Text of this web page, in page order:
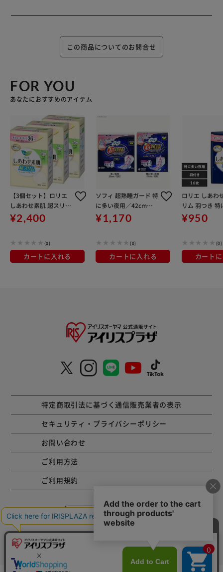
この商品についてのお問合せ
FOR YOU
あなたにおすすめのアイテム
【3個セット】ロリエ
しあわせ素肌 超スリム
多い昼用 羽つき 36コ
¥2,400
(0)
カートに入れる
ソフィ 超熟睡ガード 特
に多い夜用／42cm／
羽付
¥1,170
(0)
カートに入れる
ロリエ しあわ
リム 羽つき 特
用(40cm)16コ
¥950
(0)
カート
特定商取引法に基づく通信販売業者の表示
セキュリティ・プライバシーポリシー
お問い合わせ
ご利用方法
ご利用規約
コーポレートサイト
Copyright © 2001 IRISPLAZA. ALL Rights Reserved.